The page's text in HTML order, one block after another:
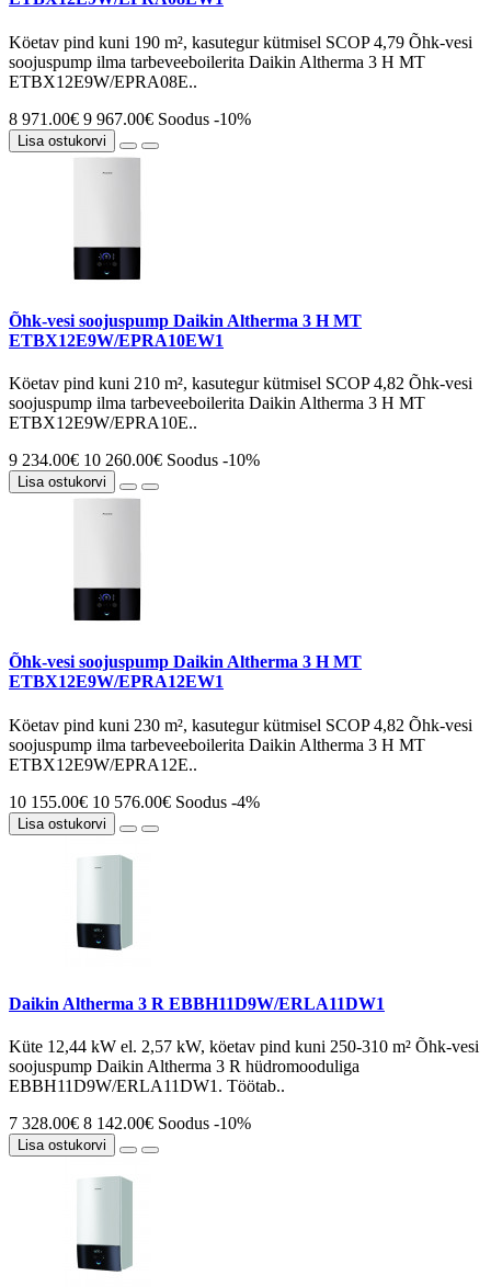
Köetav pind kuni 190 m², kasutegur kütmisel SCOP 4,79 Õhk-vesi
soojuspump ilma tarbeveeboilerita Daikin Altherma 3 H MT
ETBX12E9W/EPRA08E..
8 971.00€ 9 967.00€ Soodus -10%
Lisa ostukorvi
Õhk-vesi soojuspump Daikin Altherma 3 H MT
ETBX12E9W/EPRA10EW1
Köetav pind kuni 210 m², kasutegur kütmisel SCOP 4,82 Õhk-vesi
soojuspump ilma tarbeveeboilerita Daikin Altherma 3 H MT
ETBX12E9W/EPRA10E..
9 234.00€ 10 260.00€ Soodus -10%
Lisa ostukorvi
Õhk-vesi soojuspump Daikin Altherma 3 H MT
ETBX12E9W/EPRA12EW1
Köetav pind kuni 230 m², kasutegur kütmisel SCOP 4,82 Õhk-vesi
soojuspump ilma tarbeveeboilerita Daikin Altherma 3 H MT
ETBX12E9W/EPRA12E..
10 155.00€ 10 576.00€ Soodus -4%
Lisa ostukorvi
Daikin Altherma 3 R EBBH11D9W/ERLA11DW1
Küte 12,44 kW el. 2,57 kW, köetav pind kuni 250-310 m² Õhk-vesi
soojuspump Daikin Altherma 3 R hüdromooduliga
EBBH11D9W/ERLA11DW1. Töötab..
7 328.00€ 8 142.00€ Soodus -10%
Lisa ostukorvi